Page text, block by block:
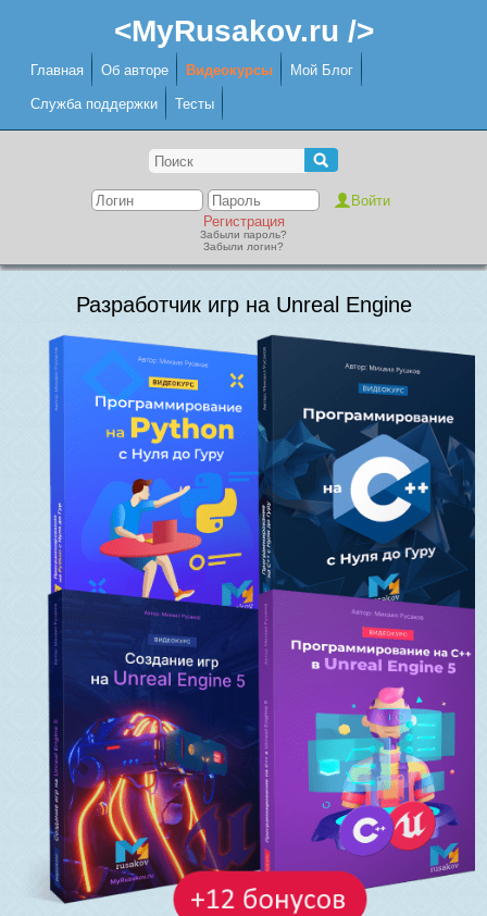
<MyRusakov.ru />
Главная Об авторе Видеокурсы Мой Блог
Служба поддержки Тесты
Регистрация
Забыли пароль?
Забыли логин?
Разработчик игр на Unreal Engine